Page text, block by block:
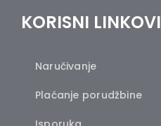
KORISNI LINKOVI
Naručivanje
Plaćanje porudžbine